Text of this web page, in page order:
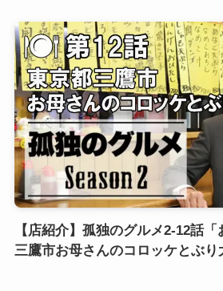
【店紹介】孤独のグルメ2-12話
三鷹市お母さんのコロッケとぶり